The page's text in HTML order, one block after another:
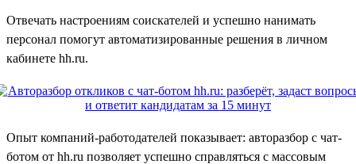
Отвечать настроениям соискателей и успешно нанимать
персонал помогут автоматизированные решения в личном
кабинете hh.ru.
Опыт компаний-работодателей показывает: авторазбор с чат-
ботом от hh.ru позволяет успешно справляться с массовым